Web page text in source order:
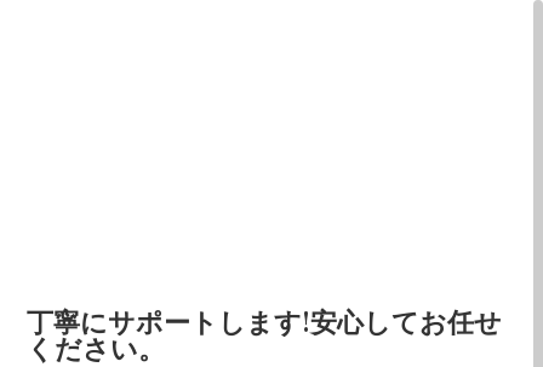
丁寧にサポートします!安心してお任せ
ください。